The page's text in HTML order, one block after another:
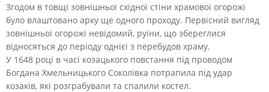
Згодом в товщі зовнішньої східної стіни храмової огорожі
було влаштовано арку ще одного проходу. Первісний вигляд
зовнішньої огорожі невідомий, руїни, що збереглися
відносяться до періоду однієї з перебудов храму.
У 1648 році в часі козацького повстання під проводом
Богдана Хмельницького Соколівка потрапила під удар
козаків, які розграбували та спалили костел.